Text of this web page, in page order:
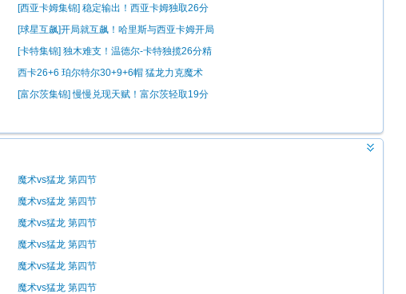
筐
[西亚卡姆集锦] 稳定输出！西亚卡姆独取26分
精彩集锦
[球星互飙]开局就互飙！哈里斯与西亚卡姆开局
对扔三分
[卡特集锦] 独木难支！温德尔-卡特独揽26分精
彩集锦
西卡26+6 珀尔特尔30+9+6帽 猛龙力克魔术
[富尔茨集锦] 慢慢兑现天赋！富尔茨轻取19分
魔术vs猛龙 第四节
魔术vs猛龙 第四节
魔术vs猛龙 第四节
魔术vs猛龙 第四节
魔术vs猛龙 第四节
魔术vs猛龙 第四节